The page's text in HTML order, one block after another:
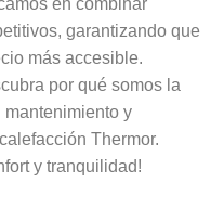
en combinar
garantizando que
más accesible.
por qué somos la
y
Thermor.
y tranquilidad!